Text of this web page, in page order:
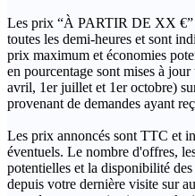
Les prix “À PARTIR DE XX
toutes les demi-heures et sont
prix maximum et économies
en pourcentage sont mises à
avril, 1er juillet et 1er octobre)
provenant de demandes ayant
Les prix annoncés sont TTC et
éventuels. Le nombre d'offres,
potentielles et la disponibilité
depuis votre dernière visite sur